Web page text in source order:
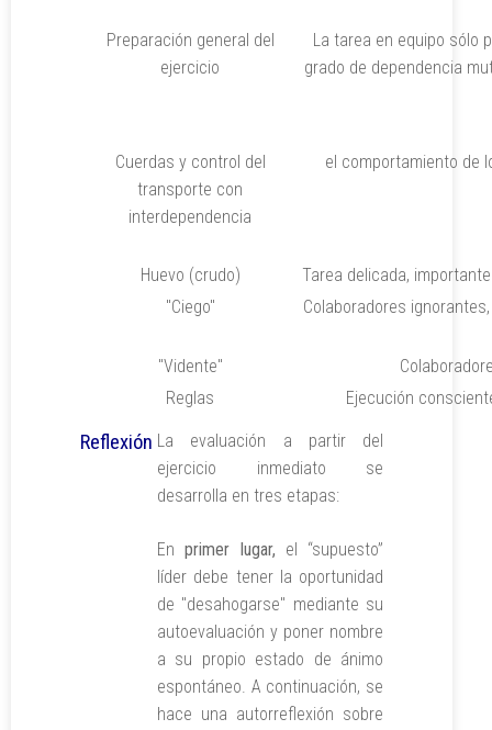
Preparación general del
ejercicio
La tarea en equipo sólo
grado de dependencia
Cuerdas y control del
transporte con
interdependencia
el comportamiento de
Huevo (crudo)
Tarea delicada,
"Ciego"
Colaboradores
"Vidente"
Reglas
Ejecución
Reflexión La evaluación a partir del
ejercicio inmediato se
desarrolla en tres etapas:
Enprimer lugar, el “supuesto”
líder debe tener la oportunidad
de "desahogarse" mediante su
autoevaluación y poner nombre
a su propio estado de ánimo
espontáneo. A continuación, se
hace una autorreflexión sobre